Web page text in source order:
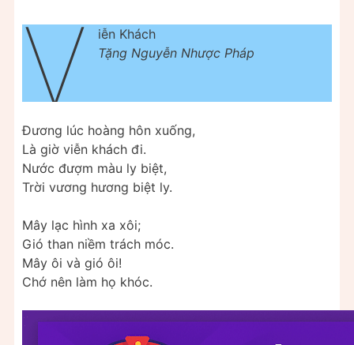
V
iễn Khách
Tặng Nguyễn Nhược Pháp
Đương lúc hoàng hôn xuống,
Là giờ viễn khách đi.
Nước đượm màu ly biệt,
Trời vương hương biệt ly.
Mây lạc hình xa xôi;
Gió than niềm trách móc.
Mây ôi và gió ôi!
Chớ nên làm họ khóc.